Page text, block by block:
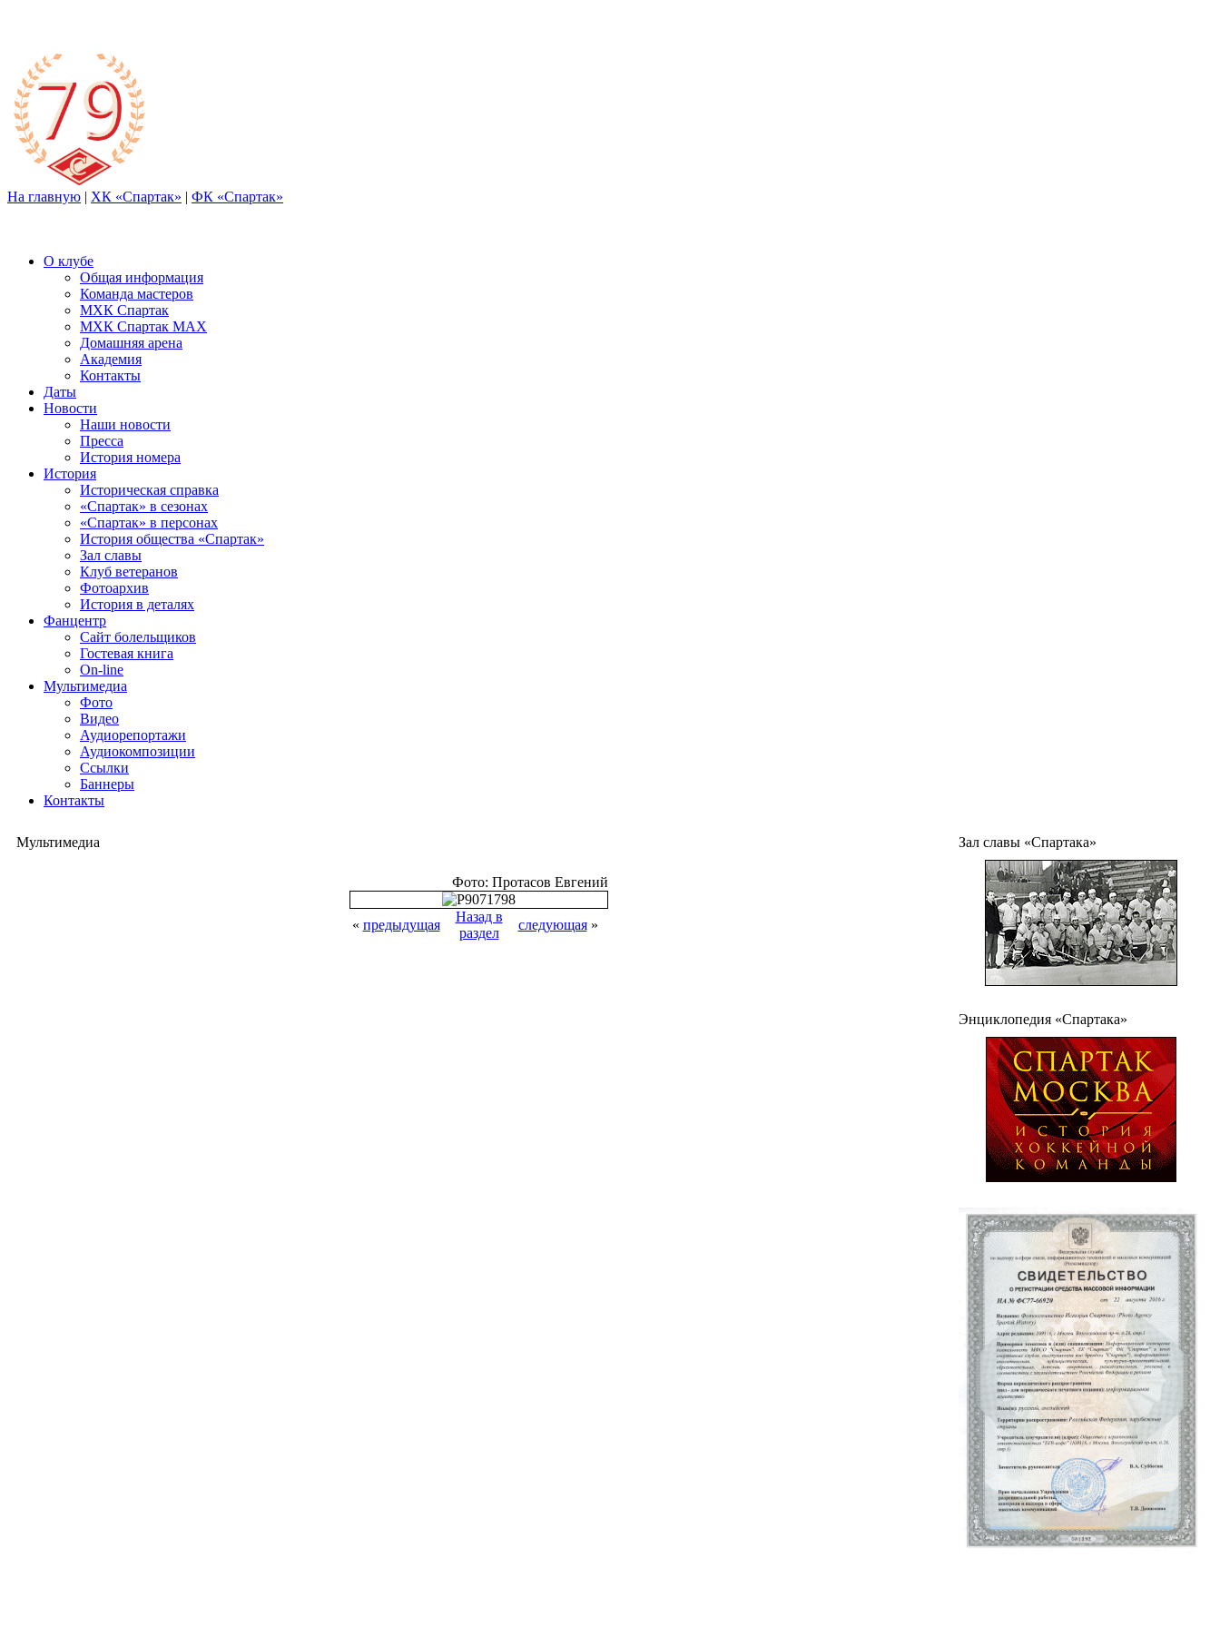
На главную | ХК «Спартак» | ФК «Спартак»
О клубе
Общая информация
Команда мастеров
МХК Спартак
МХК Спартак МАХ
Домашняя арена
Академия
Контакты
Даты
Новости
Наши новости
Пресса
История номера
История
Историческая справка
«Спартак» в сезонах
«Спартак» в персонах
История общества «Спартак»
Зал славы
Клуб ветеранов
Фотоархив
История в деталях
Фанцентр
Сайт болельщиков
Гостевая книга
On-line
Мультимедиа
Фото
Видео
Аудиорепортажи
Аудиокомпозиции
Ссылки
Баннеры
Контакты
Мультимедиа
Фото: Протасов Евгений
« предыдущая
Назад в
раздел
следующая»
Зал славы «Спартака»
Энциклопедия «Спартака»